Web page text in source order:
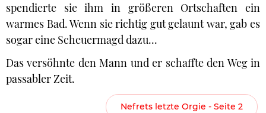
spendierte sie ihm in größeren Ortschaften ein
warmes Bad. Wenn sie richtig gut gelaunt war, gab es
sogar eine Scheuermagd dazu...
Das versöhnte den Mann und er schaffte den Weg in
passabler Zeit.
Nefrets letzte Orgie - Seite 2